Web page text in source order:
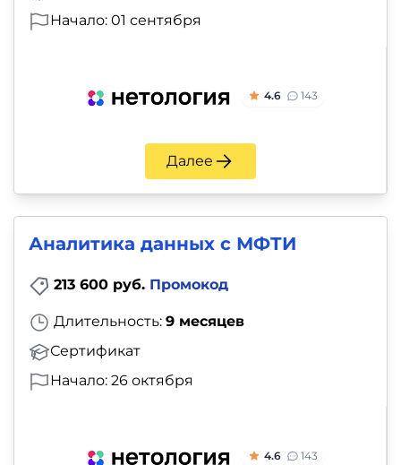
Начало: 01 сентября
4.6 143
Далее
Аналитика данных c МФТИ
213 600 руб. Промокод
Длительность: 9 месяцев
Сертификат
Начало: 26 октября
4.6 143